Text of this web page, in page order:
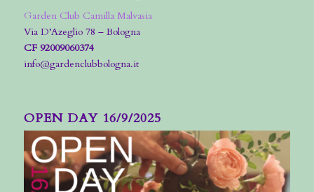
Garden Club Camilla Malvasia
Via D’Azeglio 78 – Bologna
CF 92009060374
info@gardenclubbologna.it
OPEN DAY 16/9/2025